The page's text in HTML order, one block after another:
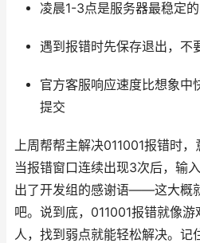
凌晨1-3点是服务器最稳定
遇到报错时先保存退出，不
官方客服响应速度比想象中
提交
上周帮帮主解决011001报错时，
当报错窗口连续出现3次后，输
出了开发组的感谢语——这大概
吧。说到底，011001报错就像
人，找到弱点就能轻松解决。记